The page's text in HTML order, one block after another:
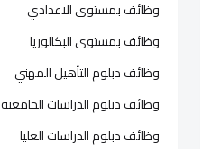
وظائف بمستوى الاعدادي
وظائف بمستوى البكالوريا
وظائف دبلوم التأهيل المهني
وظائف دبلوم الدراسات الجامعية
وظائف دبلوم الدراسات العليا